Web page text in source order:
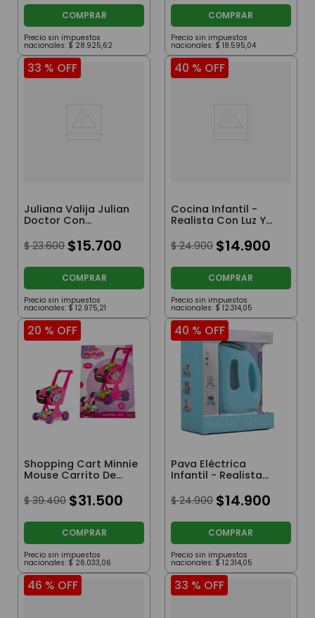
COMPRAR
Precio sin impuestos
nacionales: $ 28.925,62
COMPRAR
Precio sin impuestos
nacionales: $ 18.595,04
33 % OFF
Juliana Valija Julian
Doctor Con
$ 23.600 $15.700
COMPRAR
Precio sin impuestos
nacionales: $ 12.975,21
40 % OFF
Cocina Infantil -
Realista Con Luz Y
$ 24.900 $14.900
COMPRAR
Precio sin impuestos
nacionales: $ 12.314,05
20 % OFF
Shopping Cart Minnie
Mouse Carrito De
Accesorios
$ 39.400 $31.500
COMPRAR
Precio sin impuestos
nacionales: $ 26.033,06
40 % OFF
Pava Eléctrica
Infantil - Realista
$ 24.900 $14.900
COMPRAR
Precio sin impuestos
nacionales: $ 12.314,05
46 % OFF 33 % OFF